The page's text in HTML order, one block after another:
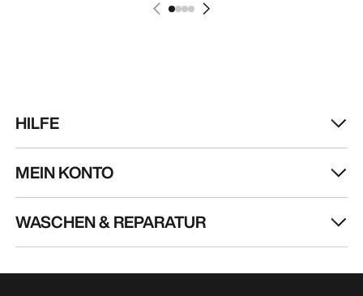
HILFE
MEIN KONTO
WASCHEN & REPARATUR